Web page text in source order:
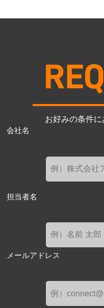
お好みの条件
会社名
担当者名
メールアドレス